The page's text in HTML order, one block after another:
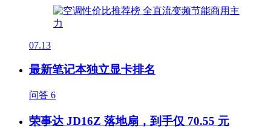
07.13
最新笔记本独立显卡排名
问答 6
荣事达 JD16Z 落地扇，到手仅 70.55 元